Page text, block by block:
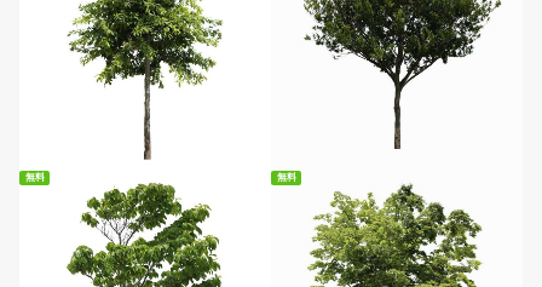
無料ダウンロード 無料ダウンロード
無料 無料